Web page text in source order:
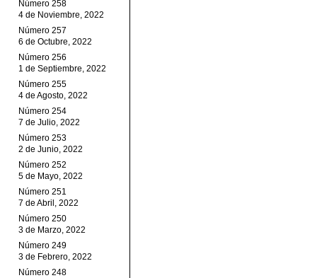
Número 258
4 de Noviembre, 2022
Número 257
6 de Octubre, 2022
Número 256
1 de Septiembre, 2022
Número 255
4 de Agosto, 2022
Número 254
7 de Julio, 2022
Número 253
2 de Junio, 2022
Número 252
5 de Mayo, 2022
Número 251
7 de Abril, 2022
Número 250
3 de Marzo, 2022
Número 249
3 de Febrero, 2022
Número 248